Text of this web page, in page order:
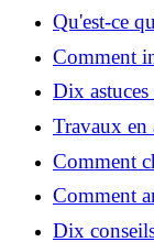
Qu'est-ce
Comment
coût, étapes
Dix
appartement
Travaux en
et bonnes
Comment
décoration
Comment
combles en
Dix